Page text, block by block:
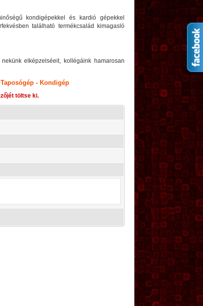
kondigépekkel és kardió gépekkel
található termékcsalád kimagasló
elképzelséeit, kollégáink hamarosan
- Kondigép
töltse ki.